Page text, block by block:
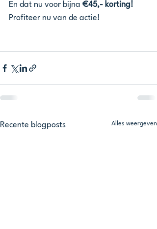
En dat nu voor bijna €45,- korting!
Profiteer nu van de actie!
Recente blogposts Alles weergeven